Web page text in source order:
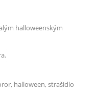
halloweenským
halloween, strašidlo